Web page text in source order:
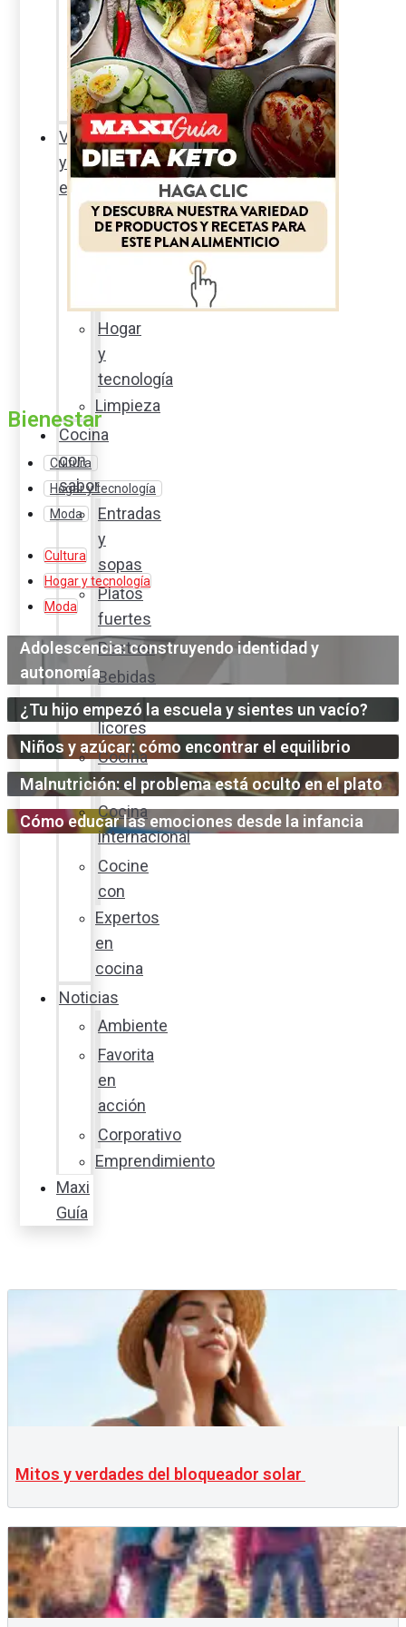
Sexualidad
responsable
En
la
percha
Vida
y
estilo
Productos
nuevos
Hogar
y
tecnología
Limpieza
Cocina
con
sabor
Entradas
y
sopas
Platos
fuertes
Postres
Bebidas
y
licores
Cocina
ecuatoriana
Cocina
internacional
Cocine
con
Expertos
en
cocina
Noticias
Ambiente
Favorita
en
acción
Corporativo
Emprendimiento
Maxi
Guía
Bienestar
Cultura
Hogar y tecnología
Moda
Cultura
Hogar y tecnología
Moda
Adolescencia: construyendo identidad y
autonomía
¿Tu hijo empezó la escuela y sientes un vacío?
Niños y azúcar: cómo encontrar el equilibrio
Malnutrición: el problema está oculto en el plato
Cómo educar las emociones desde la infancia
Mitos y verdades del bloqueador solar